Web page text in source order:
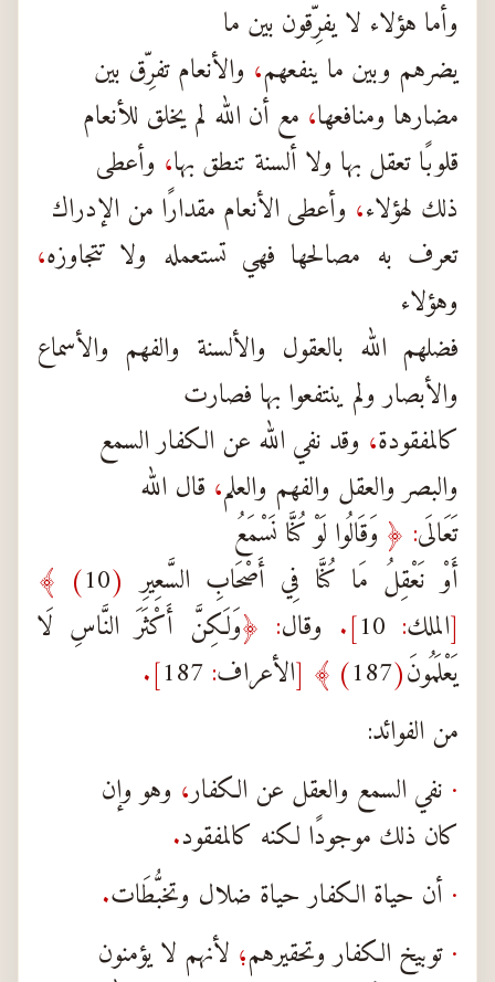
وأما هؤلاء لا يفرِّقون بين ما
يضرهم وبين ما ينفعهم، والأنعام تفرِّق بين
مضارها ومنافعها، مع أن الله لم يخلق للأنعام
قلوبًا تعقل بها ولا ألسنة تنطق بها، وأعطى
ذلك لهؤلاء، وأعطى الأنعام مقدارًا من الإدراك
تعرف به مصالحها فهي تستعمله ولا تتجاوزه،
وهؤلاء
فضلهم الله بالعقول والألسنة والفهم والأسماع
والأبصار ولم ينتفعوا بها فصارت
كالمفقودة، وقد نفي الله عن الكفار السمع
والبصر والعقل والفهم والعلم، قال الله
تَعَالَى: ﴿ وَقَالُوا لَوْ كُنَّا نَسْمَعُ
أَوْ نَعْقِلُ مَا كُنَّا فِي أَصْحَابِ السَّعِيرِ (
10) ﴾
[الملك:
10
]. وقال: ﴿وَلَكِنَّ أَكْثَرَ النَّاسِ لَا
يَعْلَمُونَ(
187) ﴾ [الأعراف:
187
].
من الفوائد:
· نفي السمع والعقل عن الكفار، وهو وإن
كان ذلك موجودًا لكنه كالمفقود.
· أن حياة الكفار حياة ضلال وتخبُّطَات.
· توبيخ الكفار وتحقيرهم؛ لأنهم لا يؤمنون